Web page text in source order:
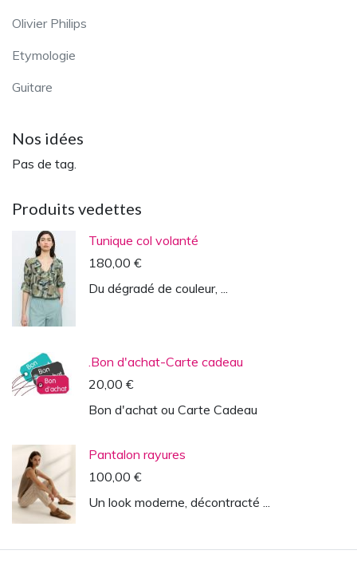
Olivier Philips
Etymologie
Guitare
Nos idées
Pas de tag.
Produits vedettes
Tunique col volanté
180,00 €
Du dégradé de couleur, ...
.Bon d'achat-Carte cadeau
20,00 €
Bon d'achat ou Carte Cadeau
Pantalon rayures
100,00 €
Un look moderne, décontracté ...